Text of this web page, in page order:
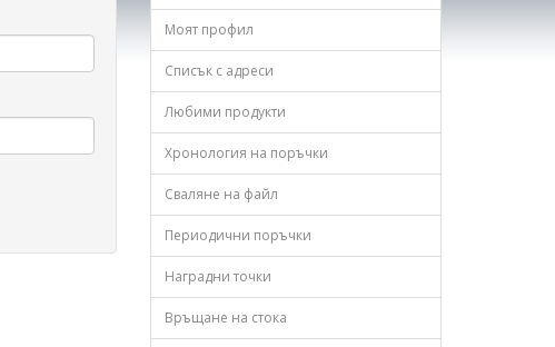
Моят профил
Списък с адреси
Любими продукти
Хронология на поръчки
Сваляне на файл
Периодични поръчки
Наградни точки
Връщане на стока